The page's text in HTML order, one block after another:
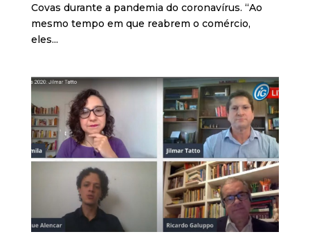
Covas durante a pandemia do coronavírus. “Ao
mesmo tempo em que reabrem o comércio,
eles...